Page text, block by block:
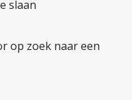
slaan
op zoek naar een